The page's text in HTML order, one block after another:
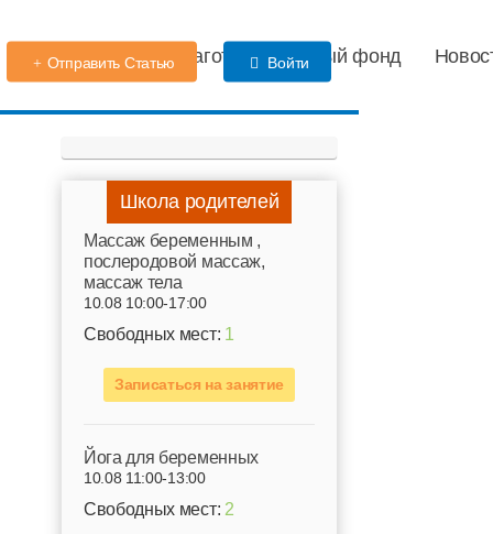
Детский сад Благотворительный фонд
Отправить Статью Войти
Школа родителей
Mассаж беременным ,
послеродовой массаж,
массаж тела
10.08 10:00-17:00
Свободных мест: 1
Записаться на занятие
Йога для беременных
10.08 11:00-13:00
Свободных мест: 2